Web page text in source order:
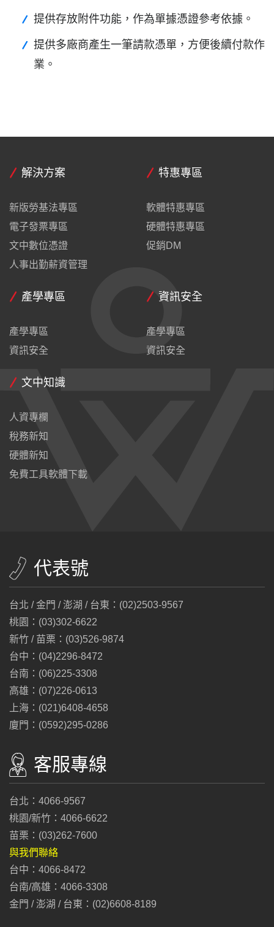
提供存放附件功能，作為單據憑證參考依據。
提供多廠商產生一筆請款憑單，方便後續付款作
業。
解決方案
新版勞基法專區
電子發票專區
文中數位憑證
人事出勤薪資管理
特惠專區
軟體特惠專區
硬體特惠專區
促銷DM
產學專區
產學專區
資訊安全
資訊安全
產學專區
資訊安全
文中知識
人資專欄
稅務新知
硬體新知
免費工具軟體下載
代表號
台北 / 金門 / 澎湖 / 台東：(02)2503-9567
桃園：(03)302-6622
新竹 / 苗栗：(03)526-9874
台中：(04)2296-8472
台南：(06)225-3308
高雄：(07)226-0613
上海：(021)6408-4658
廈門：(0592)295-0286
客服專線
台北：4066-9567
桃園/新竹：4066-6622
苗栗：(03)262-7600
與我們聯絡
台中：4066-8472
台南/高雄：4066-3308
金門 / 澎湖 / 台東：(02)6608-8189